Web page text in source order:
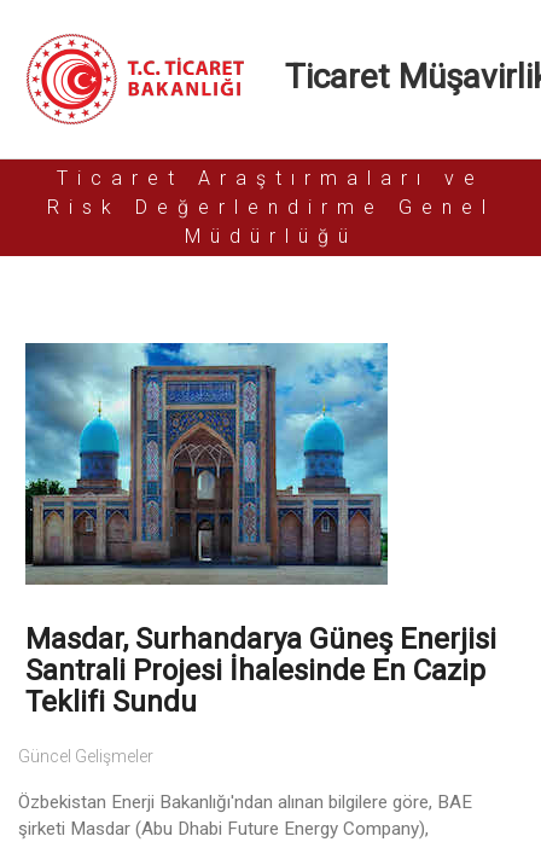
Ticaret
Ticaret Araştırmaları ve
Risk Değerlendirme Genel
Müdürlüğü
Masdar, Surhandarya Güneş Enerjisi
Santrali Projesi İhalesinde En Cazip
Teklifi Sundu
Güncel Gelişmeler
Özbekistan Enerji Bakanlığı'ndan alınan bilgilere göre, BAE
şirketi Masdar (Abu Dhabi Future Energy Company),